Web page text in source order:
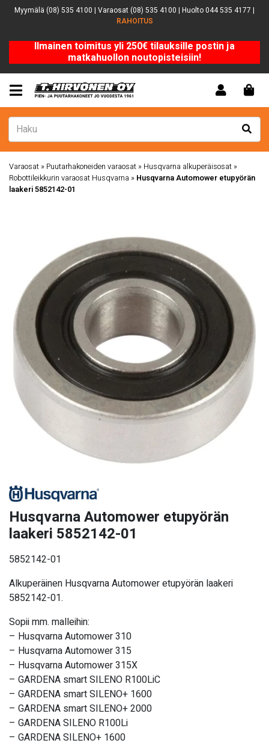
Myymälä (08) 535 4100 | Varaosat (08) 535 4100 | Huolto 044 535 4177 |
RAHOITUS
Ilmainen toimitus yli 250€ tilauksille postin ja
matkahuollon noutopisteisiin!
Varaosat » Puutarhakoneiden varaosat » Husqvarna alkuperäisosat »
Robottileikkurin varaosat Husqvarna » Husqvarna Automower etupyörän
laakeri 5852142-01
Husqvarna Automower etupyörän
laakeri 5852142-01
5852142-01
Alkuperäinen Husqvarna Automower etupyörän laakeri
5852142-01.
Sopii mm. malleihin:
– Husqvarna Automower 310
– Husqvarna Automower 315
– Husqvarna Automower 315X
– GARDENA smart SILENO R100LiC
– GARDENA smart SILENO+ 1600
– GARDENA smart SILENO+ 2000
– GARDENA SILENO R100Li
– GARDENA SILENO+ 1600